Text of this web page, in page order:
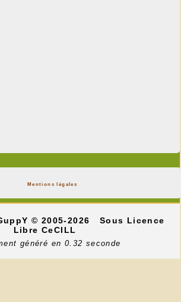
Mentions légales
© 2005-2026
Sous Licence
Libre CeCILL
généré en 0.32 seconde